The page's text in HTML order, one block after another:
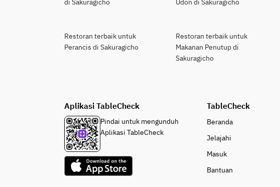
di Sakuragicho
Udon di Sakuragicho
Restoran terbaik untuk
Perancis di Sakuragicho
Restoran terbaik untuk
Makanan Penutup di
Sakuragicho
Aplikasi TableCheck
Pindai untuk mengunduh
Aplikasi TableCheck
TableCheck
Beranda
Jelajahi
Masuk
Bantuan